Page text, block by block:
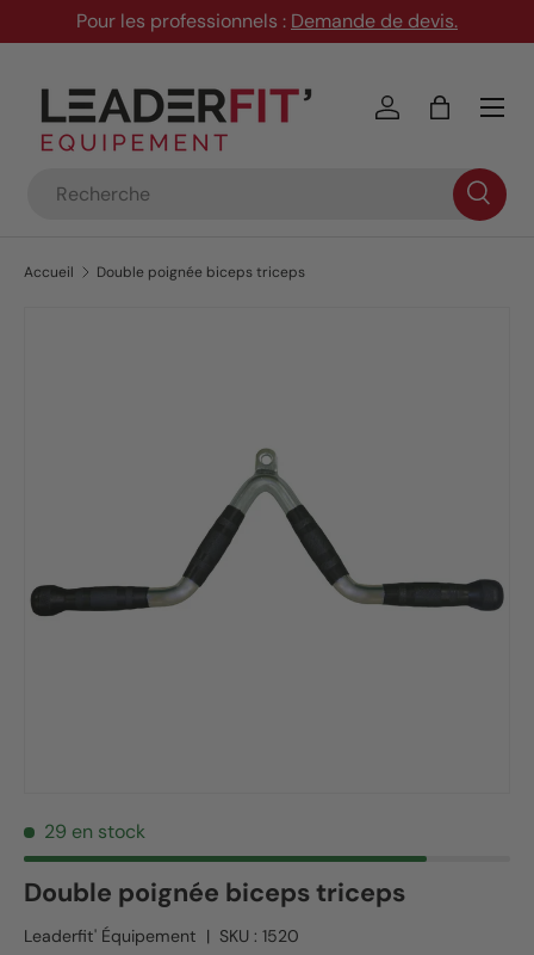
Aller au contenu
Pour les professionnels : Demande de devis.
Se connecter
Panier
Menu
Accueil Double poignée biceps triceps
29 en stock
Double poignée biceps triceps
Leaderfit' Équipement | SKU : 1520